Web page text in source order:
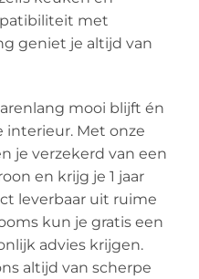
met
geniet je altijd van
mooi blijft én
interieur. Met onze
je verzekerd van een
en krijg je 1 jaar
leverbaar uit ruime
kun je gratis een
advies krijgen.
altijd van scherpe